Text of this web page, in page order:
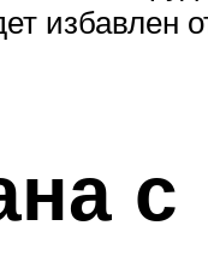
избавлен
с